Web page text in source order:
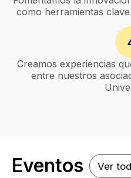
como herramientas
Creamos experiencias
entre nuestros
Eventos Ver